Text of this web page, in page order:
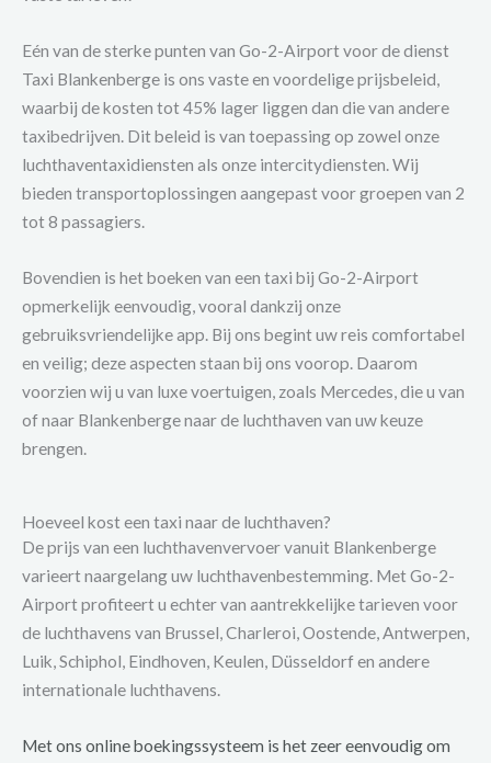
Eén van de sterke punten van Go-2-Airport voor de dienst
Taxi Blankenberge is ons vaste en voordelige prijsbeleid,
waarbij de kosten tot 45% lager liggen dan die van andere
taxibedrijven. Dit beleid is van toepassing op zowel onze
luchthaventaxidiensten als onze intercitydiensten. Wij
bieden transportoplossingen aangepast voor groepen van 2
tot 8 passagiers.
Bovendien is het boeken van een taxi bij Go-2-Airport
opmerkelijk eenvoudig, vooral dankzij onze
gebruiksvriendelijke app. Bij ons begint uw reis comfortabel
en veilig; deze aspecten staan bij ons voorop. Daarom
voorzien wij u van luxe voertuigen, zoals Mercedes, die u van
of naar Blankenberge naar de luchthaven van uw keuze
brengen.
Hoeveel kost een taxi naar de luchthaven?
De prijs van een luchthavenvervoer vanuit Blankenberge
varieert naargelang uw luchthavenbestemming. Met Go-2-
Airport profiteert u echter van aantrekkelijke tarieven voor
de luchthavens van Brussel, Charleroi, Oostende, Antwerpen,
Luik, Schiphol, Eindhoven, Keulen, Düsseldorf en andere
internationale luchthavens.
Met ons online boekingssysteem is het zeer eenvoudig om